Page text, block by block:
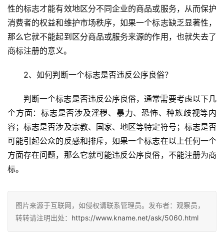
性的标志才能有效地区分不同企业的商品或服务，从而保护
消费者的权益和维护市场秩序，如果一个标志缺乏显著性，
那么它就不能起到区分商品或服务来源的作用，也就失去了
商标注册的意义。
2、如何判断一个标志是否违反公序良俗？
判断一个标志是否违反公序良俗，通常需要考虑以下几
个方面：标志是否涉及淫秽、暴力、恐怖、种族歧视等内
容；标志是否涉及宗教、国家、地区等特定符号；标志是否
可能引起公众的反感和排斥，如果一个标志在以上任何一个
方面存在问题，那么它就可能违反公序良俗，不能注册为商
标。
图片来源于互联网，如侵权请联系管理员。发布者：观察员，
转转请注明出处： https://www.kname.net/ask/5060.html